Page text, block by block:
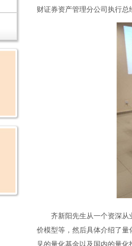
财证券资产管理分公司执行总
齐新阳先生从一个资深从
价模型等，然后具体介绍了
见的量化基金以及国内的量